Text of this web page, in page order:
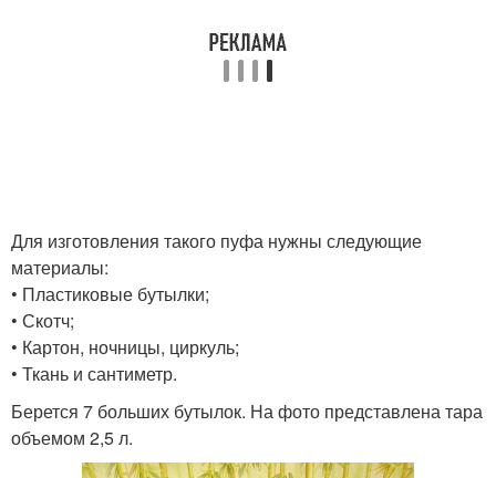
Для изготовления такого пуфа нужны следующие
материалы:
• Пластиковые бутылки;
• Скотч;
• Картон, ночницы, циркуль;
• Ткань и сантиметр.
Берется 7 больших бутылок. На фото представлена тара
объемом 2,5 л.